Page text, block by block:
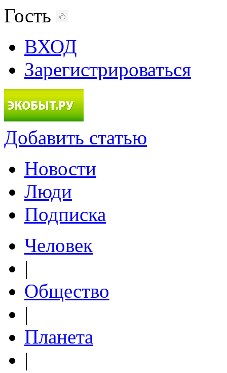
Гость
ВХОД
Зарегистрироваться
Добавить статью
Новости
Люди
Подписка
Человек
|
Общество
|
Планета
|